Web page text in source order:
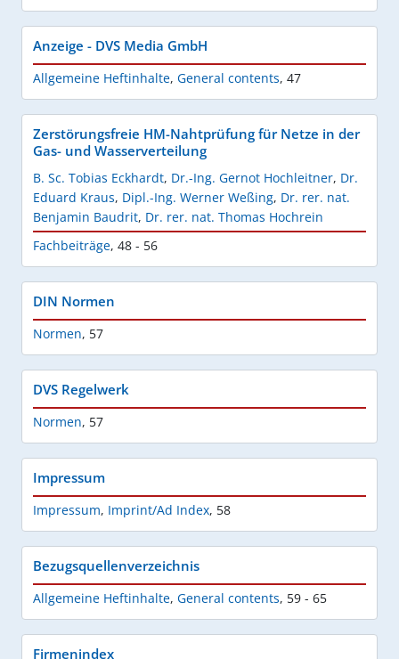
Anzeige - DVS Media GmbH
Allgemeine Heftinhalte, General contents, 47
Zerstörungsfreie HM-Nahtprüfung für Netze in der
Gas- und Wasserverteilung
B. Sc. Tobias Eckhardt, Dr.-Ing. Gernot Hochleitner, Dr.
Eduard Kraus, Dipl.-Ing. Werner Weßing, Dr. rer. nat.
Benjamin Baudrit, Dr. rer. nat. Thomas Hochrein
Fachbeiträge, 48 - 56
DIN Normen
Normen, 57
DVS Regelwerk
Normen, 57
Impressum
Impressum, Imprint/Ad Index, 58
Bezugsquellenverzeichnis
Allgemeine Heftinhalte, General contents, 59 - 65
Firmenindex